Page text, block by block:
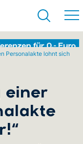
Personalakte lohnt sich
einer
: